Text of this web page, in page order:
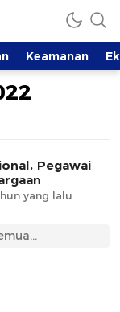
Keamanan
Pegawai
yang lalu